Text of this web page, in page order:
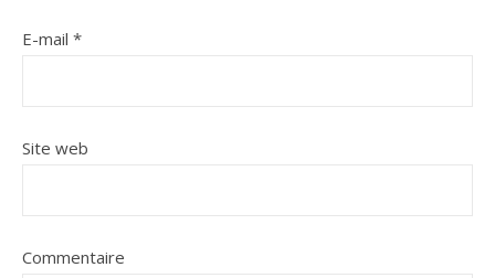
E-mail *
Site web
Commentaire